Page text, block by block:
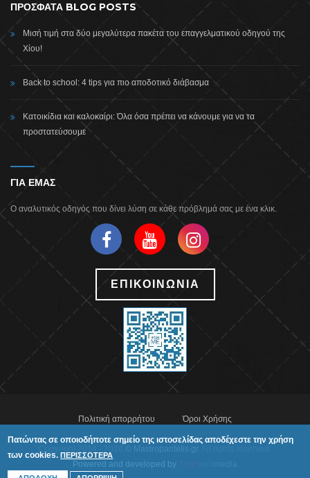
ΠΡΟΣΦΑΤΑ BLOG POSTS
Μισή τιμή στα δύο μεγαλύτερα πακέτα του επαγγελματικού οδηγού της
Χίου!
Back to school: 4 tips για πιο αποδοτικό διάβασμα
Κατοικίδια και καλοκαίρι: Όλα όσα πρέπει να κάνουμε για να τα
προστατεύσουμε
ΓΙΑ ΕΜΑΣ
Ο αναλυτικός οδηγός που δίνει λύση σε κάθε πρόβλημά σας με ένα κλικ.
ΕΠΙΚΟΙΝΩΝΙΑ
Πολιτική απορρήτου Όροι Χρήσης
© Mastropantelis.gr
Powered and developed by
Truth
Πατώντας σε οποιοδήποτε σημείο της ιστοσελίδας αποδέχεστε την χρήση
των cookies. ΠΕΡΙΣΣΟΤΕΡΑ